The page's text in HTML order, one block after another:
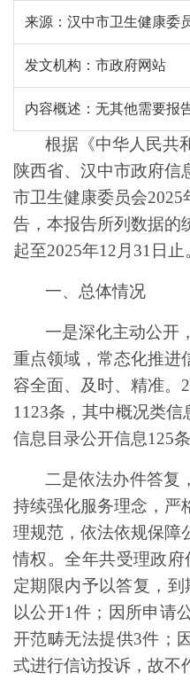
来源： 汉中市卫生健康委
发文机构： 市政府网站
内容概述： 无其他需要报
根据《中华人民共
陕西省、汉中市政府信
市卫生健康委员会2025
告，本报告所列数据的
起至2025年12 月 31 日止
一、总体情况
一是深化主动公开
重点领域，常态化推进
容全面、及时、精准。
1123条，其中概况类信
信息目录公开信息125
二是依法办件答复
持续强化服务理念，严
理规范，依法依规保障
情权。全年共受理政府
定期限内予以答复，到
以公开1 件 ； 因所申请
开范畴无法提供3件 ；
式进行信访投诉 ， 故不